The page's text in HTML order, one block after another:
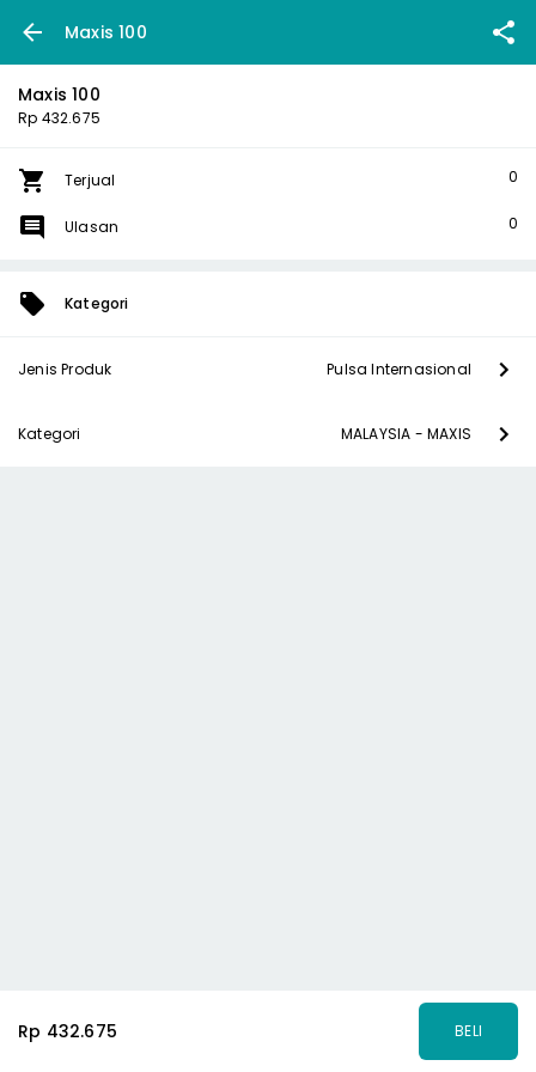
Maxis 100
Maxis 100
Rp 432.675
Terjual 0
Ulasan 0
Kategori
Jenis Produk Pulsa Internasional
Kategori MALAYSIA - MAXIS
Rp 432.675 BELI